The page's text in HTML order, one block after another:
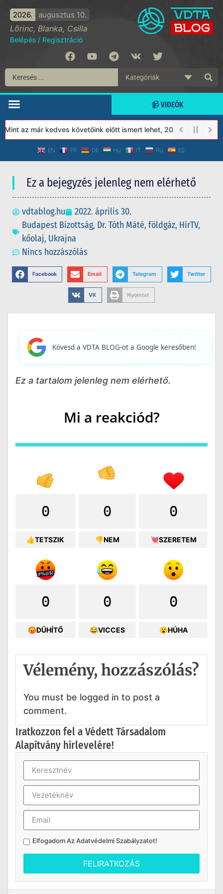
2026. augusztus 10.
Lőrinc, Blanka, Csilla
Belépés / Regisztráció
📹 VIDEÓK
az már kedves követőink előtt ismert lehet, 2023-tól a Védett
EN FR DE HU IT RU ES
Ez a bejegyzés jelenleg nem elérhető
vdtablog.hu
2022. április 30.
Budapest Bizottság, Dr. Tóth Máté, földgáz, HírTV,
kőolaj, Ukrajna
Nincs hozzászólás
Facebook Email Telegram Twitter
VK Nyomtat
Kövesd a VDTA BLOG-ot a Google keresőben!
Ez a tartalom jelenleg nem elérhető.
Mi a reakciód?
0
👍TETSZIK
0
👎NEM
0
💘SZERETEM
0
😡DÜHÍTŐ
0
😂VICCES
0
😮HÚHA
Vélemény, hozzászólás?
You must be logged in to post a
comment.
Iratkozzon fel a Védett Társadalom
Alapítvány hírlevelére!
Elfogadom AzAdatvédelmi Szabályzatot!
FELIRATKOZÁS